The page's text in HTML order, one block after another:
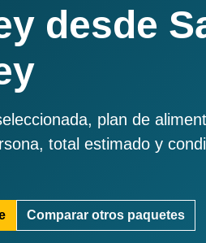
desde
plan de
total estimado y
Comparar otros paquetes